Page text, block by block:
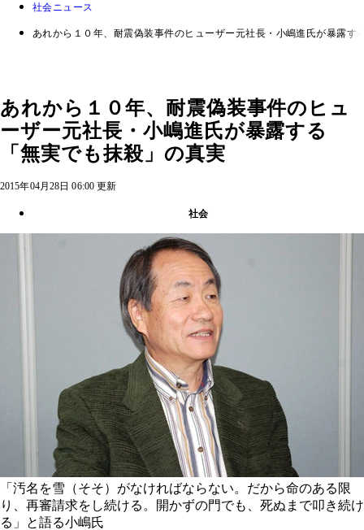
社会ニュース
あれから１０年、耐震偽装事件のヒューザー元社長・小嶋進氏が暴露す
あれから１０年、耐震偽装事件のヒュ
ーザー元社長・小嶋進氏が暴露する
「無実でも抹殺」の真実
2015年04月28日 06:00 更新
社会
「汚名を雪（そそ）がなければならない。だから命のある限
り、再審請求をし続ける。開かずの門でも、死ぬまで叩き続け
る」と語る小嶋氏